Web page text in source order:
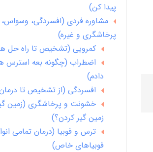
پیدا کن)
مشاوره فردی (افسردگی،
پرخاشگری و غیره)
کمرویی (تشخیص تا راه حل
اضطراب (چگونه بعه استرس
دادم)
افسردگی (از تشخیص تا
خشونت و پرخاشگری (زمین
زمین گیر کردن؟)
ترس و فوبیا (درمان تمامی
فوبیاهای خاص)